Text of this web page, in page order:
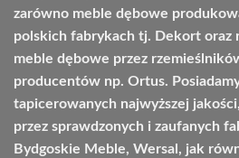
zarówno meble dębowe
polskich fabrykach tj. Dekort oraz
meble dębowe przez
producentów np. Ortus.
tapicerowanych najwyższej
przez sprawdzonych i zaufanych
Bydgoskie Meble, Wersal, jak